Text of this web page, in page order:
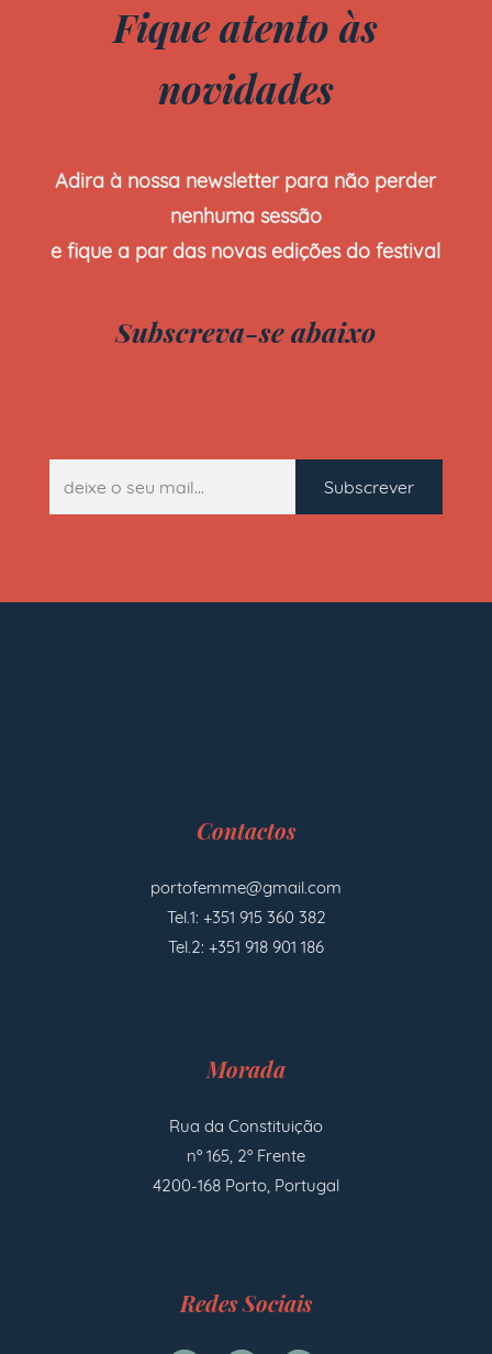
Fique atento às
novidades
Adira à nossa newsletter para não perder
nenhuma sessão
e fique a par das novas edições do festival
Subscreva-se abaixo
Contactos
portofemme@gmail.com
Tel.1: +351 915 360 382
Tel.2: +351 918 901 186
Morada
Rua da Constituição
nº 165, 2º Frente
4200-168 Porto, Portugal
Redes Sociais